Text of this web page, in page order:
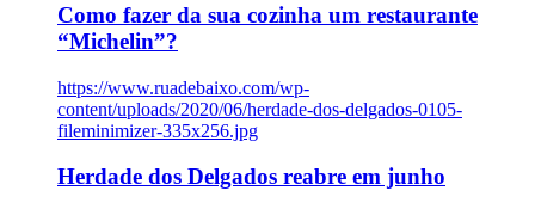
Como fazer da sua cozinha um restaurante
“Michelin”?
https://www.ruadebaixo.com/wp-
content/uploads/2020/06/herdade-dos-delgados-0105-
fileminimizer-335x256.jpg
Herdade dos Delgados reabre em junho